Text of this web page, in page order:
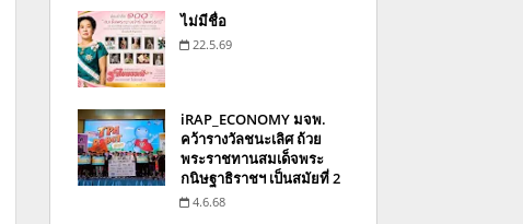
ไม่มีชื่อ
22.5.69
iRAP_ECONOMY มจพ.
คว้ารางวัลชนะเลิศ ถ้วย
พระราชทานสมเด็จพระ
กนิษฐาธิราชฯ เป็นสมัยที่ 2
4.6.68